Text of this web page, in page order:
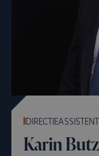
Karin Butz